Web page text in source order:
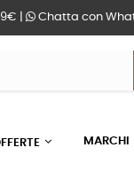
| Chatta con
MARCHI